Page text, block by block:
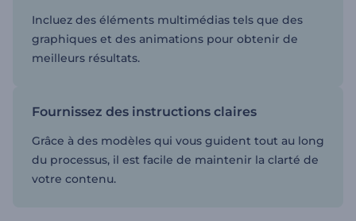
Incluez des éléments multimédias tels que des
graphiques et des animations pour obtenir de
meilleurs résultats.
Fournissez des instructions claires
Grâce à des modèles qui vous guident tout au long
du processus, il est facile de maintenir la clarté de
votre contenu.